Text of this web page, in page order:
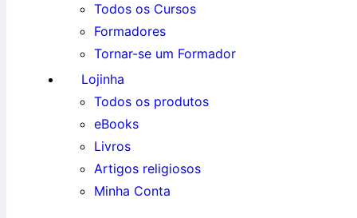
Todos os Cursos
Formadores
Tornar-se um Formador
Lojinha
Todos os produtos
eBooks
Livros
Artigos religiosos
Minha Conta